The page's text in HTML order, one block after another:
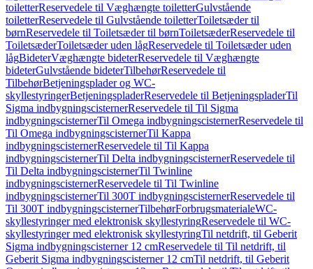
toiletterReservedele til Væghængte toiletterGulvstående
toiletterReservedele til Gulvstående toiletterToiletsæder til
børnReservedele til Toiletsæder til børnToiletsæderReservedele til
ToiletsæderToiletsæder uden lågReservedele til Toiletsæder uden
lågBideterVæghængte bideterReservedele til Væghængte
bideterGulvstående bideterTilbehørReservedele til
TilbehørBetjeningsplader og WC-
skyllestyringerBetjeningspladerReservedele til BetjeningspladerTil
Sigma indbygningscisternerReservedele til Til Sigma
indbygningscisternerTil Omega indbygningscisternerReservedele til
Til Omega indbygningscisternerTil Kappa
indbygningscisternerReservedele til Til Kappa
indbygningscisternerTil Delta indbygningscisternerReservedele til
Til Delta indbygningscisternerTil Twinline
indbygningscisternerReservedele til Til Twinline
indbygningscisternerTil 300T indbygningscisternerReservedele til
Til 300T indbygningscisternerTilbehørForbrugsmaterialeWC-
skyllestyringer med elektronisk skyllestyringReservedele til WC-
skyllestyringer med elektronisk skyllestyringTil netdrift, til Geberit
Sigma indbygningscisterner 12 cmReservedele til Til netdrift, til
Geberit Sigma indbygningscisterner 12 cmTil netdrift, til Geberit